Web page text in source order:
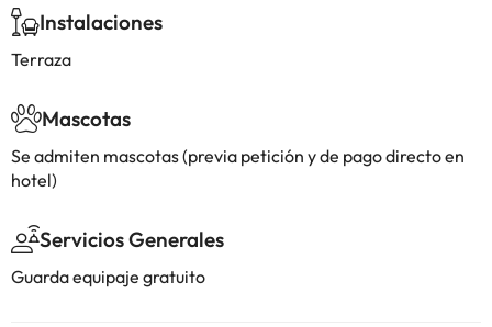
Instalaciones
Terraza
Mascotas
Se admiten mascotas (previa petición y de pago directo en
hotel)
Servicios Generales
Guarda equipaje gratuito